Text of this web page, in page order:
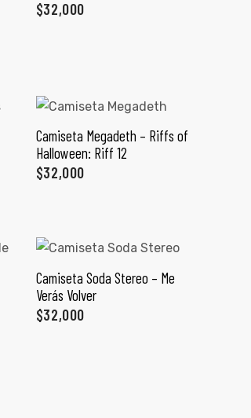
$32,000
SELECCIONAR OPCIONES
Camiseta Megadeth – Riffs of
Halloween: Riff 12
$32,000
SELECCIONAR OPCIONES
Camiseta Soda Stereo – Me
Verás Volver
$32,000